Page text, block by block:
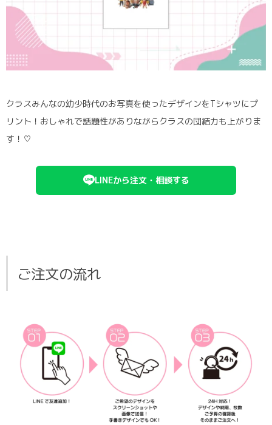
クラスみんなの幼少時代のお写真を使ったデザインをTシャツにプ
リント！おしゃれで話題性がありながらクラスの団結力も上がりま
す！♡
LINEから注文・相談する
ご注文の流れ